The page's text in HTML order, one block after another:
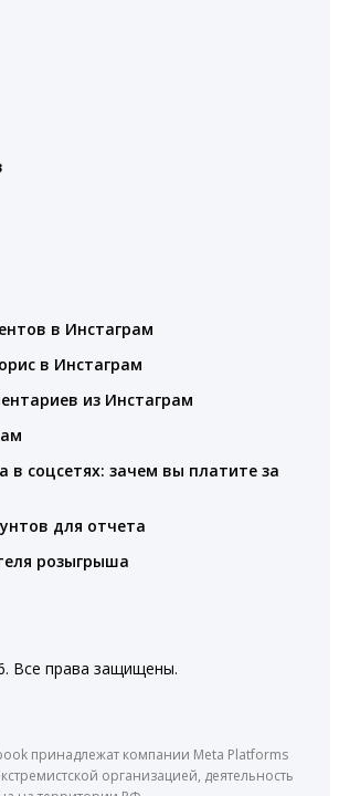
в Инстаграм
в Инстаграм
из Инстаграм
в соцсетях: зачем вы платите за
для отчета
розыгрыша
Все права защищены.
принадлежат компании Meta Platforms
организацией, деятельность